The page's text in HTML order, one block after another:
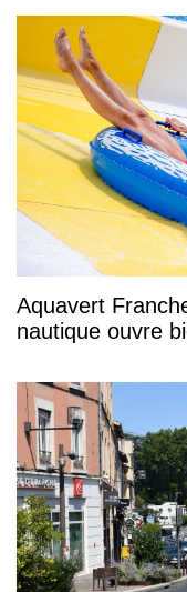
Aquavert
nautique ouvre